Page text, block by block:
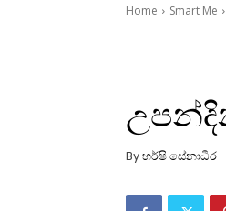
Home Smart Me
By හර්ෂි සේනාධීර